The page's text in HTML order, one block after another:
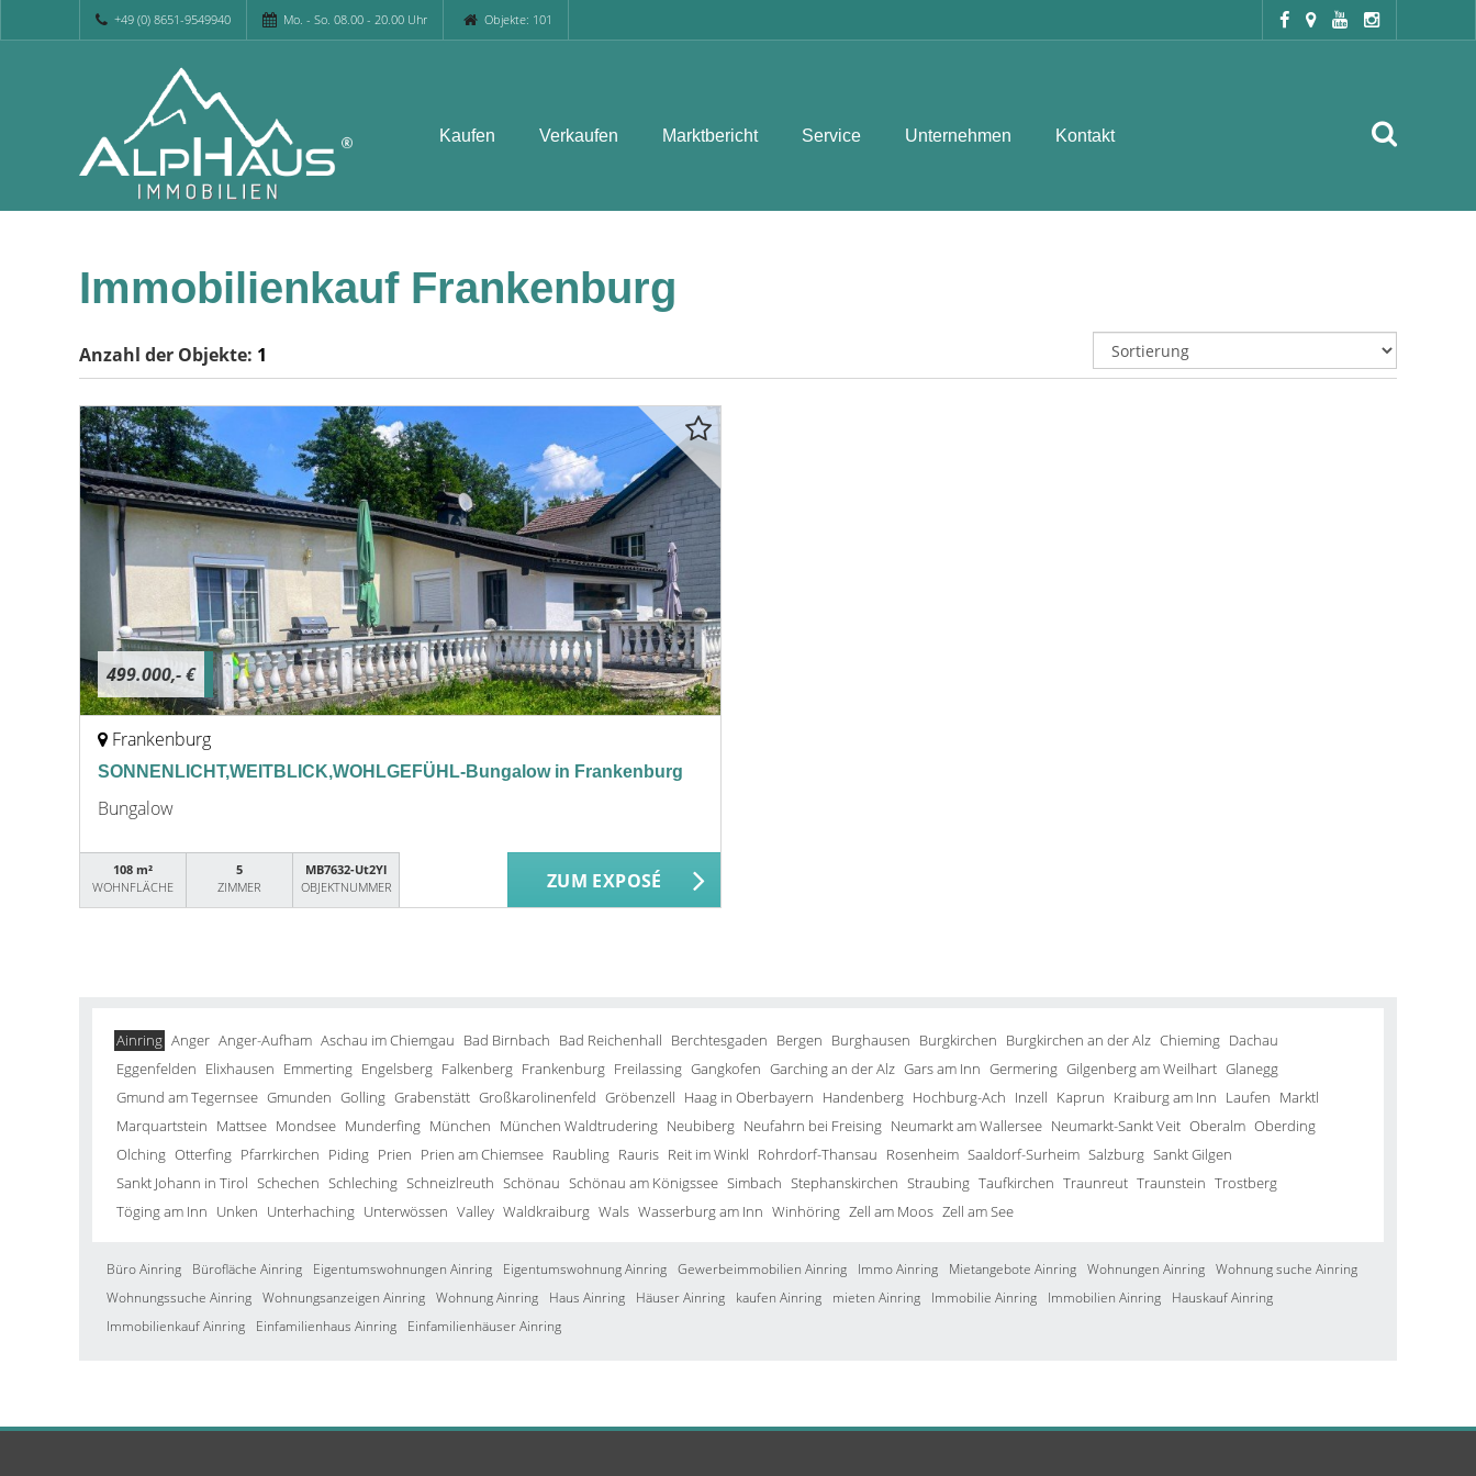
+49 (0) 8651-9549940 Mo. - So. 08.00 - 20.00 Uhr Objekte: 101
Kaufen Verkaufen Marktbericht Service Unternehmen Kontakt
Immobilienkauf Frankenburg
Anzahl der Objekte: 1
499.000,- €
Frankenburg
SONNENLICHT,WEITBLICK,WOHLGEFÜHL-Bungalow in Frankenburg
Bungalow
108 m²
WOHNFLÄCHE
5
ZIMMER
MB7632-Ut2Yl
OBJEKTNUMMER
ZUM EXPOSÉ
Ainring Anger Anger-Aufham Aschau im Chiemgau Bad Birnbach Bad Reichenhall Berchtesgaden Bergen Burghausen Burgkirchen Burgkirchen an der Alz Chieming Dachau
Eggenfelden Elixhausen Emmerting Engelsberg Falkenberg Frankenburg Freilassing Gangkofen Garching an der Alz Gars am Inn Germering Gilgenberg am Weilhart Glanegg
Gmund am Tegernsee Gmunden Golling Grabenstätt Großkarolinenfeld Gröbenzell Haag in Oberbayern Handenberg Hochburg-Ach Inzell Kaprun Kraiburg am Inn Laufen Marktl
Marquartstein Mattsee Mondsee Munderfing München München Waldtrudering Neubiberg Neufahrn bei Freising Neumarkt am Wallersee Neumarkt-Sankt Veit Oberalm Oberding
Olching Otterfing Pfarrkirchen Piding Prien Prien am Chiemsee Raubling Rauris Reit im Winkl Rohrdorf-Thansau Rosenheim Saaldorf-Surheim Salzburg Sankt Gilgen
Sankt Johann in Tirol Schechen Schleching Schneizlreuth Schönau Schönau am Königssee Simbach Stephanskirchen Straubing Taufkirchen Traunreut Traunstein Trostberg
Töging am Inn Unken Unterhaching Unterwössen Valley Waldkraiburg Wals Wasserburg am Inn Winhöring Zell am Moos Zell am See
Büro Ainring Bürofläche Ainring Eigentumswohnungen Ainring Eigentumswohnung Ainring Gewerbeimmobilien Ainring Immo Ainring Mietangebote Ainring Wohnungen Ainring Wohnung suche Ainring
Wohnungssuche Ainring Wohnungsanzeigen Ainring Wohnung Ainring Haus Ainring Häuser Ainring kaufen Ainring mieten Ainring Immobilie Ainring Immobilien Ainring
Hauskauf Ainring
Immobilienkauf Ainring
Einfamilienhaus Ainring Einfamilienhäuser Ainring